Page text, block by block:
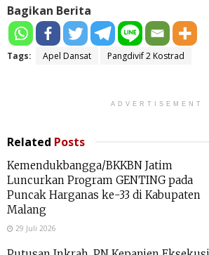
Bagikan Berita
Tags: Apel Dansat Pangdivif 2 Kostrad
ADVERTISEMENT
Related Posts
Kemendukbangga/BKKBN Jatim
Luncurkan Program GENTING pada
Puncak Harganas ke-33 di Kabupaten
Malang
29 Juli 2026